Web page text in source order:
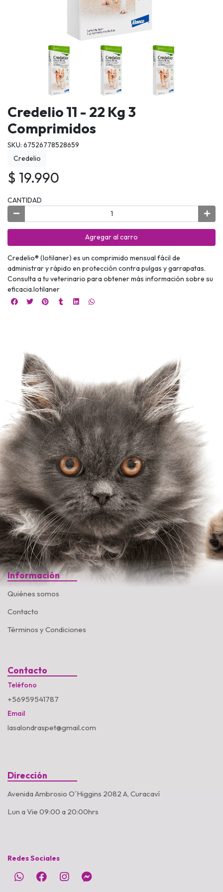
Credelio 11 - 22 Kg 3
Comprimidos
SKU: 67526778528659
Credelio
$ 19.990
CANTIDAD
Agregar al carro
Credelio® (lotilaner) es un comprimido mensual fácil de
administrar y rápido en protección contra pulgas y garrapatas.
Consulta a tu veterinario para obtener más información sobre su
eficacia.lotilaner
Información
Quiénes somos
Contacto
Términos y Condiciones
Contacto
Teléfono
+56959541787
Email
lasalondraspet@gmail.com
Dirección
Avenida Ambrosio O´Higgins 2082 A, Curacaví
Lun a Vie 09:00 a 20:00hrs
Redes Sociales